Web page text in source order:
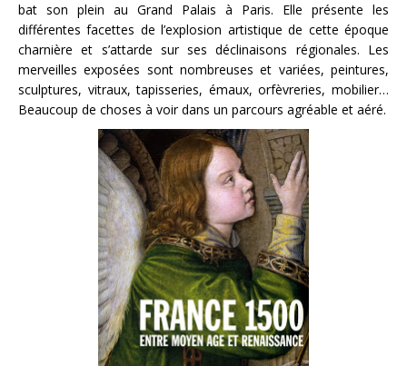
bat son plein au Grand Palais à Paris. Elle présente les
différentes facettes de l’explosion artistique de cette époque
charnière et s’attarde sur ses déclinaisons régionales. Les
merveilles exposées sont nombreuses et variées, peintures,
sculptures, vitraux, tapisseries, émaux, orfèvreries, mobilier…
Beaucoup de choses à voir dans un parcours agréable et aéré.